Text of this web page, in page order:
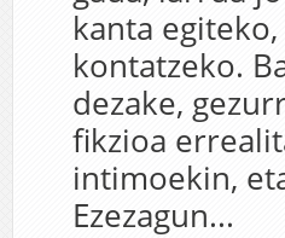
kanta
kontatzeko.
dezake,
fikzioa
intimoekin,
Ezezagun...